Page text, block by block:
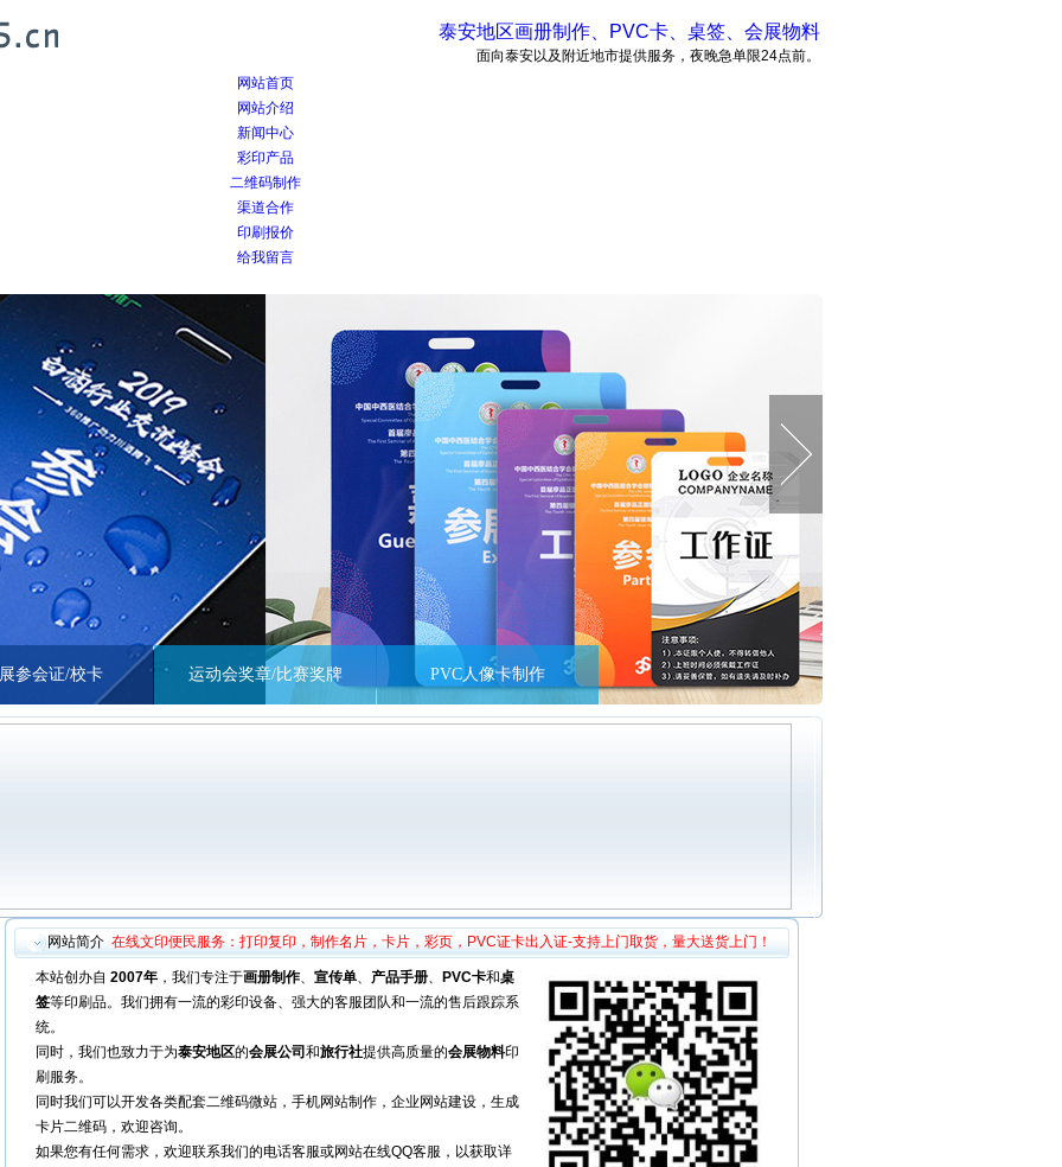
泰安地区画册制作、PVC卡、桌签、会展物料
面向泰安以及附近地市提供服务，夜晚急单限24点前。
网站首页
网站介绍
新闻中心
彩印产品
二维码制作
渠道合作
印刷报价
给我留言
参会证/校卡 运动会奖章/比赛奖牌 PVC人像卡制作
Next
Next
网站简介 在线文印便民服务：打印复印，制作名片，卡片，彩页，PVC证卡出入证-支持上门取货，量大送货上门！
本站创办自 2007年 ，我们专注于画册制作、 宣传单、 产品手册、 PVC卡和桌
签等印刷品。我们拥有一流的彩印设备、强大的客服团队和一流的售后跟踪系
统。
同时，我们也致力于为泰安地区的会展公司 和旅行社提供高质量的会展物料印
刷服务。
同时我们可以开发各类配套二维码微站，手机网站制作，企业网站建设，生成
卡片二维码，欢迎咨询。
如果您有任何需求，欢迎联系我们的电话客服或网站在线QQ客服，以获取详